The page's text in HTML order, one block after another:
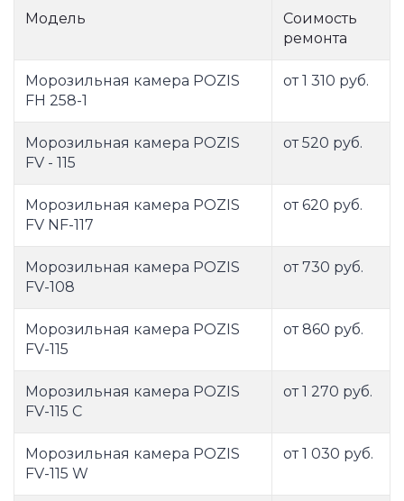
Модель
Соимость
ремонта
Морозильная камера POZIS
FH 258-1
от 1 310 руб.
Морозильная камера POZIS
FV - 115
от 520 руб.
Морозильная камера POZIS
FV NF-117
от 620 руб.
Морозильная камера POZIS
FV-108
от 730 руб.
Морозильная камера POZIS
FV-115
от 860 руб.
Морозильная камера POZIS
FV-115 C
от 1 270 руб.
Морозильная камера POZIS
FV-115 W
от 1 030 руб.